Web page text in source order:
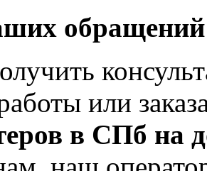
или
в СПб на